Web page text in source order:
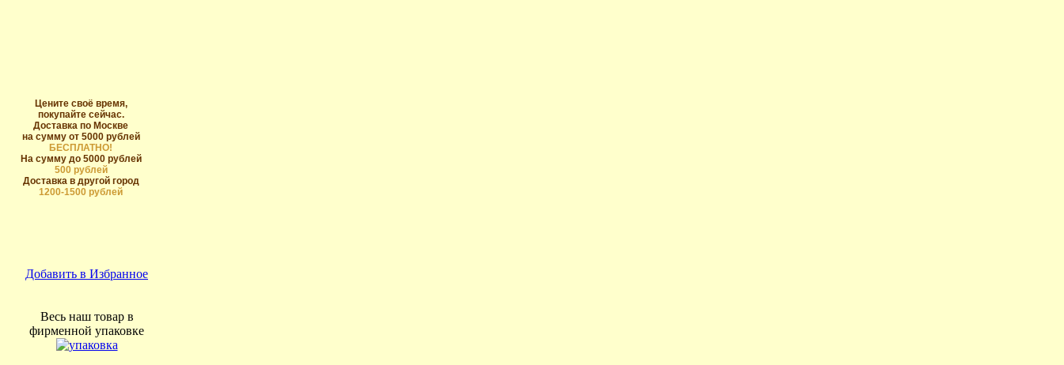
Цените своё время,
покупайте сейчас.
Доставка по Москве
на сумму от 5000 рублей
БЕСПЛАТНО!
На сумму до 5000 рублей
500 рублей
Доставка в другой город
1200-1500 рублей
Добавить в Избранное
Весь наш товар в
фирменной упаковке